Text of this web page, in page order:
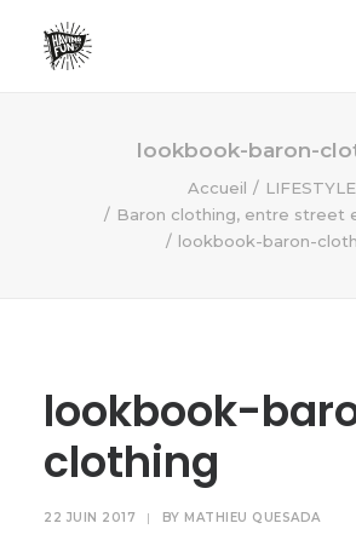
ECO FRIENDLY
RECHERCHE
lookbook-baron-
Accueil
LIFESTYLE
Baron clothing, entre street
lookbook-baron-
lookbook-
clothing
22 JUIN 2017 | BY MATHIEU QUESADA